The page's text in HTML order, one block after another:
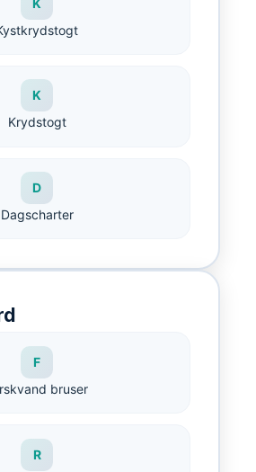
K
Krydstogt
D
Dagscharter
F
bruser
R